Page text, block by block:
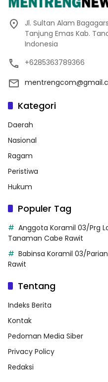
Jl. Sultan Alam
Tanjung Emas Kab.
Indonesia
+6285363789366
Kategori
Daerah
Nasional
Ragam
Peristiwa
Hukum
Populer Tag
Anggota Koramil 03/Prg
Tanaman Cabe Rawit
Babinsa Koramil 03/
Rawit
Tentang
Indeks Berita
Kontak
Pedoman Media Siber
Privacy Policy
Redaksi